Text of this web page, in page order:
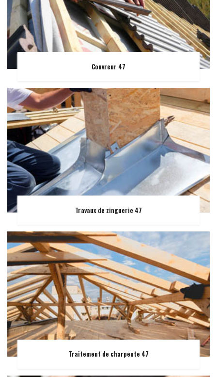
Couvreur 47
Travaux de zinguerie 47
Traitement de charpente 47